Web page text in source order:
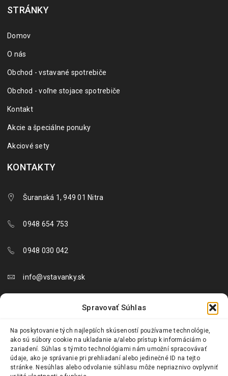
Spravovať Súhlas
Na poskytovanie tých najlepších skúseností používame technológie,
ako sú súbory cookie na ukladanie a/alebo prístup k informáciám o
zariadení. Súhlas s týmito technológiami nám umožní spracovávať
údaje, ako je správanie pri prehliadaní alebo jedinečné ID na tejto
stránke. Nesúhlas alebo odvolanie súhlasu môže nepriaznivo ovplyvniť
STRÁNKY
Domov
O nás
Obchod - vstavané spotrebiče
Obchod - voľne stojace spotrebiče
Kontakt
Akcie a špeciálne ponuky
Akciové sety
KONTAKTY
Šuranská 1, 949 01 Nitra
0948 654 753
0948 030 042
info@vstavanky.sk
objednavky@vstavanky.sk
reklamacie@vstavanky.sk